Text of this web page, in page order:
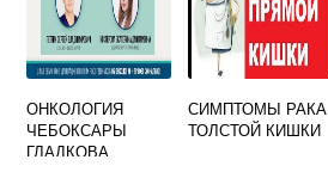
ОНКОЛОГИЯ
ЧЕБОКСАРЫ
ГЛАДКОВА
СИМПТОМЫ РАКА
ТОЛСТОЙ КИШКИ